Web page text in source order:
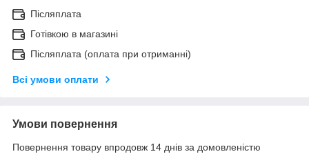
Післяплата
Готівкою в магазині
Післяплата (оплата при отриманні)
Всі умови оплати
Умови повернення
Повернення товару впродовж 14 днів за домовленістю